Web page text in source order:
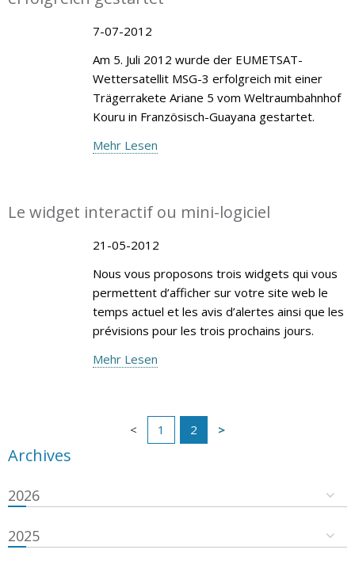
7-07-2012
Am 5. Juli 2012 wurde der EUMETSAT-
Wettersatellit MSG-3 erfolgreich mit einer
Trägerrakete Ariane 5 vom Weltraumbahnhof
Kouru in Französisch-Guayana gestartet.
Mehr Lesen
Le widget interactif ou mini-logiciel
21-05-2012
Nous vous proposons trois widgets qui vous
permettent d’afficher sur votre site web le
temps actuel et les avis d’alertes ainsi que les
prévisions pour les trois prochains jours.
Mehr Lesen
1 2
Archives
2026
2025